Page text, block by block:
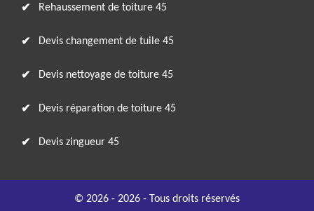
Rehaussement de toiture 45
Devis changement de tuile 45
Devis nettoyage de toiture 45
Devis réparation de toiture 45
Devis zingueur 45
© 2026 - 2026 - Tous droits réservés